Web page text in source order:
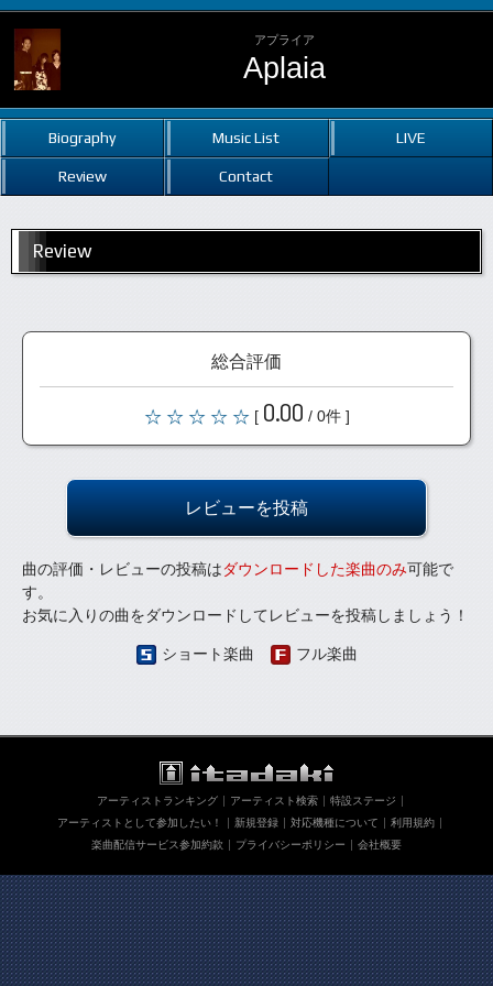
アプライア
Aplaia
Biography Music List LIVE
Review Contact
Review
総合評価
[ 0.00 / 0件 ]
レビューを投稿
曲の評価・レビューの投稿はダウンロードした楽曲のみ可能で
す。
お気に入りの曲をダウンロードしてレビューを投稿しましょう！
ショート楽曲 フル楽曲
アーティストランキング アーティスト検索
特設ステージ
アーティストとして参加したい！
新規登録 対応機種について
利用規約
楽曲配信サービス参加約款
プライバシーポリシー 会社概要